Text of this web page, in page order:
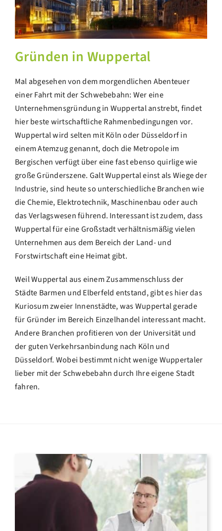
Gründen in Wuppertal
Mal abgesehen von dem morgendlichen Abenteuer
einer Fahrt mit der Schwebebahn: Wer eine
Unternehmensgründung in Wuppertal anstrebt, findet
hier beste wirtschaftliche Rahmenbedingungen vor.
Wuppertal wird selten mit Köln oder Düsseldorf in
einem Atemzug genannt, doch die Metropole im
Bergischen verfügt über eine fast ebenso quirlige wie
große Gründerszene. Galt Wuppertal einst als Wiege der
Industrie, sind heute so unterschiedliche Branchen wie
die Chemie, Elektrotechnik, Maschinenbau oder auch
das Verlagswesen führend. Interessant ist zudem, dass
Wuppertal für eine Großstadt verhältnismäßig vielen
Unternehmen aus dem Bereich der Land- und
Forstwirtschaft eine Heimat gibt.
Weil Wuppertal aus einem Zusammenschluss der
Städte Barmen und Elberfeld entstand, gibt es hier das
Kuriosum zweier Innenstädte, was Wuppertal gerade
für Gründer im Bereich Einzelhandel interessant macht.
Andere Branchen profitieren von der Universität und
der guten Verkehrsanbindung nach Köln und
Düsseldorf. Wobei bestimmt nicht wenige Wuppertaler
lieber mit der Schwebebahn durch Ihre eigene Stadt
fahren.